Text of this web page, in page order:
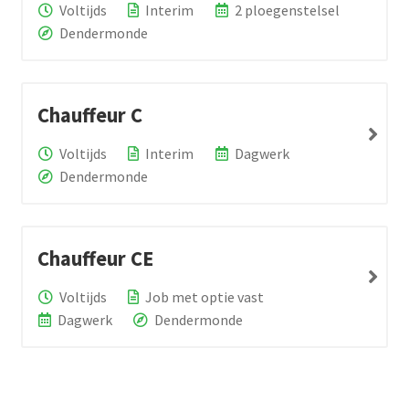
Voltijds Interim
2 ploegenstelsel
Dendermonde
Chauffeur C
Voltijds Interim
Dagwerk
Dendermonde
Chauffeur CE
Voltijds
Job met optie vast
Dagwerk
Dendermonde